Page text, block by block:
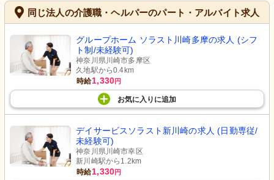
同じ法人の介護職・ヘルパーのパート・アルバイト求人
グループホーム ソラスト川崎多摩の求人 (シフ
ト制/未経験可)
神奈川県川崎市多摩区
久地駅から0.4km
時給1,330円
お気に入り に追加
デイサービスソラスト新川崎の求人 (日勤専従/
未経験可)
神奈川県川崎市幸区
新川崎駅から1.2km
時給1,330円